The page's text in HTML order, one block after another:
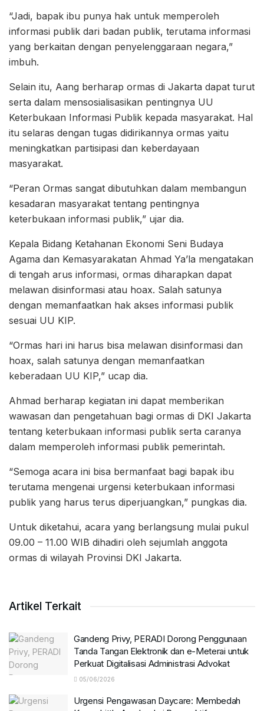
“Jadi, bapak ibu punya hak untuk memperoleh
informasi publik dari badan publik, terutama informasi
yang berkaitan dengan penyelenggaraan negara,”
imbuh.
Selain itu, Aang berharap ormas di Jakarta dapat turut
serta dalam mensosialisasikan pentingnya UU
Keterbukaan Informasi Publik kepada masyarakat. Hal
itu selaras dengan tugas didirikannya ormas yaitu
meningkatkan partisipasi dan keberdayaan
masyarakat.
“Peran Ormas sangat dibutuhkan dalam membangun
kesadaran masyarakat tentang pentingnya
keterbukaan informasi publik,” ujar dia.
Kepala Bidang Ketahanan Ekonomi Seni Budaya
Agama dan Kemasyarakatan Ahmad Ya’la mengatakan
di tengah arus informasi, ormas diharapkan dapat
melawan disinformasi atau hoax. Salah satunya
dengan memanfaatkan hak akses informasi publik
sesuai UU KIP.
“Ormas hari ini harus bisa melawan disinformasi dan
hoax, salah satunya dengan memanfaatkan
keberadaan UU KIP,” ucap dia.
Ahmad berharap kegiatan ini dapat memberikan
wawasan dan pengetahuan bagi ormas di DKI Jakarta
tentang keterbukaan informasi publik serta caranya
dalam memperoleh informasi publik pemerintah.
“Semoga acara ini bisa bermanfaat bagi bapak ibu
terutama mengenai urgensi keterbukaan informasi
publik yang harus terus diperjuangkan,” pungkas dia.
Untuk diketahui, acara yang berlangsung mulai pukul
09.00 – 11.00 WIB dihadiri oleh sejumlah anggota
ormas di wilayah Provinsi DKI Jakarta.
Artikel Terkait
Gandeng Privy, PERADI Dorong Penggunaan
Tanda Tangan Elektronik dan e-Meterai untuk
Perkuat Digitalisasi Administrasi Advokat
05/06/2026
Urgensi Pengawasan Daycare: Membedah